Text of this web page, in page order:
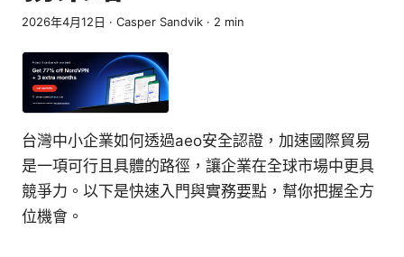
2026年4月12日 · Casper Sandvik · 2 min
台灣中小企業如何透過aeo安全認證，加速國際貿易
是一項可行且具體的路徑，讓企業在全球市場中更具
競爭力。以下是快速入門與實務要點，幫你把握全方
位機會。